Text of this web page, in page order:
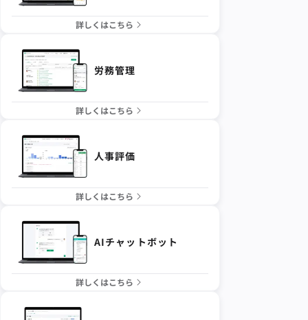
詳しくはこちら
労務管理
詳しくはこちら
人事評価
詳しくはこちら
AIチャットボット
詳しくはこちら